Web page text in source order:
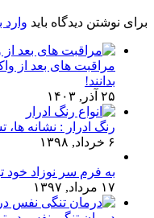
برای نوشتن دیدگاه باید وارد
بدانند!
۲۵ آذر, ۱۴۰۳
رنگ ادرار : نشانه
۶ خرداد, ۱۳۹۸
به فرم سر نوزاد خود
۱۷ مرداد, ۱۳۹۷